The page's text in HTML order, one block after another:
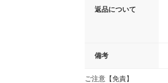
返品について
備考
ご注意【免責】